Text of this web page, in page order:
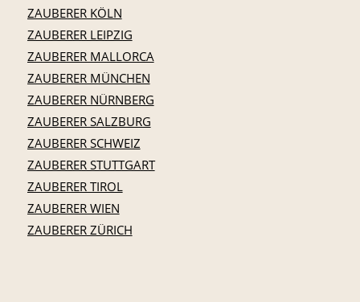
ZAUBERER KÖLN
ZAUBERER LEIPZIG
ZAUBERER MALLORCA
ZAUBERER MÜNCHEN
ZAUBERER NÜRNBERG
ZAUBERER SALZBURG
ZAUBERER SCHWEIZ
ZAUBERER STUTTGART
ZAUBERER TIROL
ZAUBERER WIEN
ZAUBERER ZÜRICH